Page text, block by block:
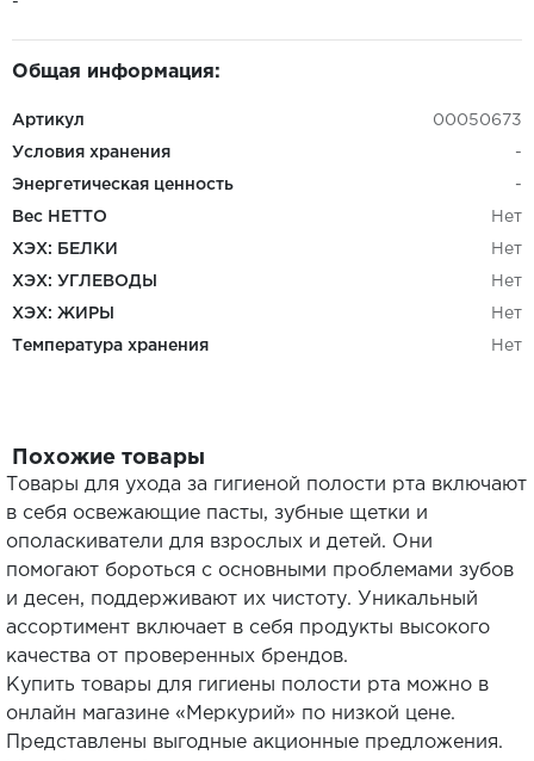
Общая информация:
Артикул 00050673
Условия хранения -
Энергетическая ценность -
Вес НЕТТО Нет
ХЭХ: БЕЛКИ Нет
ХЭХ: УГЛЕВОДЫ Нет
ХЭХ: ЖИРЫ Нет
Температура хранения Нет
Похожие товары
Товары для ухода за гигиеной полости рта включают
в себя освежающие пасты, зубные щетки и
ополаскиватели для взрослых и детей. Они
помогают бороться с основными проблемами зубов
и десен, поддерживают их чистоту. Уникальный
ассортимент включает в себя продукты высокого
качества от проверенных брендов.
Купить товары для гигиены полости рта можно в
онлайн магазине «Меркурий» по низкой цене.
Представлены выгодные акционные предложения.